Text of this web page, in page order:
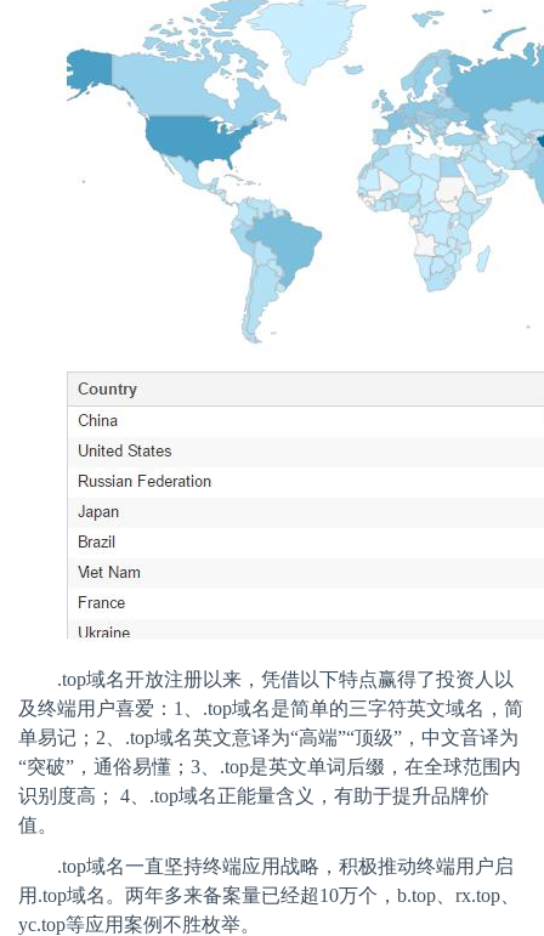
.top域名开放注册以来，凭借以下特点赢得了投资人以
及终端用户喜爱： 1 .top域名是简单的三字符英文域名，简
单易记； 2 .top域名英文意译为“高端”“顶级”，中文音译为
“突破”，通俗易懂； 3 .top是英文单词后缀，在全球范围内
识别度高； 4 .top域名正能量含义，有助于提升品牌价
值。
.top域名一直坚持终端应用战略，积极推动终端用户启
用 .top域名。两年多来备案量已经超10万个， b.top rx.top
yc.top等应用案例不胜枚举。